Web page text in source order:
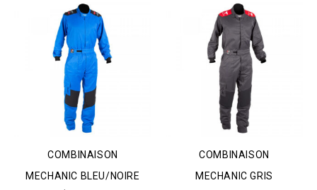
COMBINAISON
MECHANIC BLEU/NOIRE
COMBINAISON
MECHANIC GRIS